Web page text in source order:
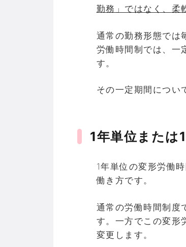
勤務」ではなく、 柔
通常の勤務形態では
労働時間制では、一
す。
その一定期間につい
1年単位または
1年単位の変形労働
働き方です。
通常の労働時間制度
す。一方でこの変形
変更します。